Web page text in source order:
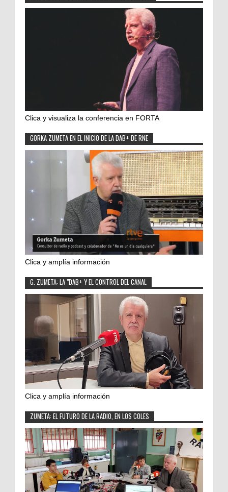
Clica y visualiza la conferencia en FORTA
GORKA ZUMETA EN EL INICIO DE LA DAB+ DE RNE
Clica y amplía información
G. ZUMETA: LA "DAB+ Y EL CONTROL DEL CANAL
Clica y amplía información
ZUMETA: EL FUTURO DE LA RADIO, EN LOS COLES